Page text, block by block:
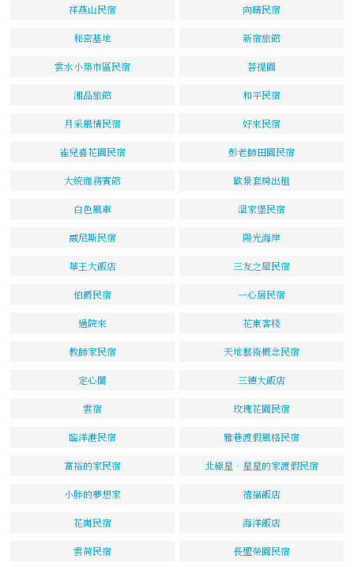
祥燕山民宿 向晴民宿
秘密基地 新宿旅館
雲水小築市區民宿 菩提園
湘品旅館 和平民宿
月采風情民宿 好來民宿
雀兒喜花園民宿 彭老師田園民宿
大統商務賓館 歐景套房出租
白色風車 溫家堡民宿
威尼斯民宿 陽光海岸
華王大飯店 三友之屋民宿
伯爵民宿 一心居民宿
過院來 花東客棧
教師家民宿 天地藝術概念民宿
定心閣 三德大飯店
雲宿 玫瑰花園民宿
臨洋港民宿 雅巷渡假風格民宿
富裕的家民宿 北極星．星星的家渡假民宿
小胖的夢想家 禧福飯店
花崗民宿 海洋飯店
雲荷民宿 長聖榮園民宿